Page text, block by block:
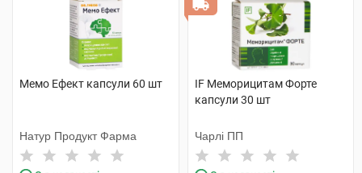
Мемо Ефект капсули 60 шт
Натур Продукт Фарма
IF Меморицитам Форте
капсули 30 шт
Чарлі ПП